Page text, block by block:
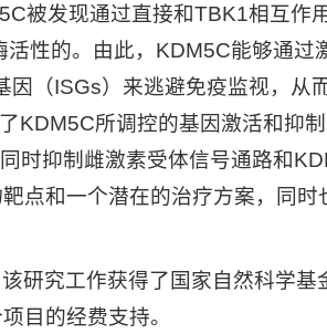
被发现通过直接和TBK1相互作
性的。由此，KDM5C能够通过
（ISGs）来逃避免疫监视，从
KDM5C所调控的基因激活和抑
时抑制雌激素受体信号通路和
点和一个潜在的治疗方案，同
研究工作获得了国家自然科学基
目的经费支持。